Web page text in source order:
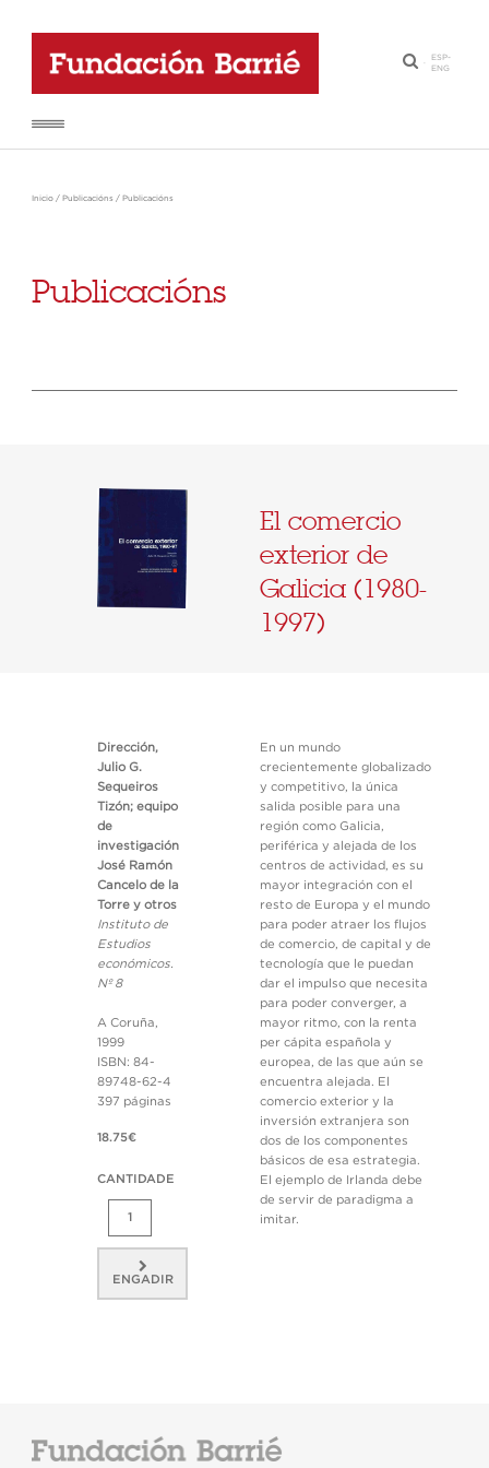
·
ESP-
ENG
Inicio / Publicacións / Publicacións
Publicacións
El comercio
exterior de
Galicia (1980-
1997)
Dirección,
Julio G.
Sequeiros
Tizón; equipo
de
investigación
José Ramón
Cancelo de la
Torre y otros
Instituto de
Estudios
económicos.
Nº 8
A Coruña,
1999
ISBN: 84-
89748-62-4
397 páginas
18.75€
CANTIDADE
ENGADIR
En un mundo
crecientemente globalizado
y competitivo, la única
salida posible para una
región como Galicia,
periférica y alejada de los
centros de actividad, es su
mayor integración con el
resto de Europa y el mundo
para poder atraer los flujos
de comercio, de capital y de
tecnología que le puedan
dar el impulso que necesita
para poder converger, a
mayor ritmo, con la renta
per cápita española y
europea, de las que aún se
encuentra alejada. El
comercio exterior y la
inversión extranjera son
dos de los componentes
básicos de esa estrategia.
El ejemplo de Irlanda debe
de servir de paradigma a
imitar.